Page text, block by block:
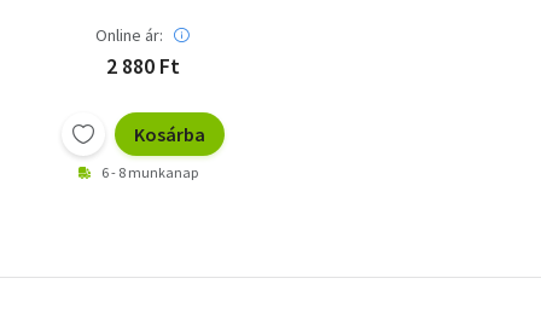
Online ár:
2 880 Ft
Kosárba
6 - 8 munkanap